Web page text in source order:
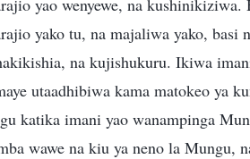
yao wenyewe, na
yako tu, na majaliwa yako,
na kujishukuru. Ikiwa
utaadhibiwa kama matokeo ya
katika imani yao wanampinga
wawe na kiu ya neno la Mungu,